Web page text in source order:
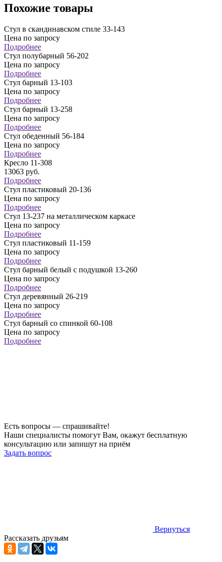
Похожие товары
Стул в скандинавском стиле 33-143
Цена по запросу
Подробнее
Стул полубарный 56-202
Цена по запросу
Подробнее
Стул барный 13-103
Цена по запросу
Подробнее
Стул барный 13-258
Цена по запросу
Подробнее
Стул обеденный 56-184
Цена по запросу
Подробнее
Кресло 11-308
13063 руб.
Подробнее
Стул пластиковый 20-136
Цена по запросу
Подробнее
Стул 13-237 на металлическом каркасе
Цена по запросу
Подробнее
Стул пластиковый 11-159
Цена по запросу
Подробнее
Стул барный белый с подушкой 13-260
Цена по запросу
Подробнее
Стул деревянный 26-219
Цена по запросу
Подробнее
Стул барный со спинкой 60-108
Цена по запросу
Подробнее
Есть вопросы — спрашивайте!
Наши специалисты помогут Вам, окажут бесплатную
консультацию или запишут на приём
Задать вопрос
Вернуться
Рассказать друзьям